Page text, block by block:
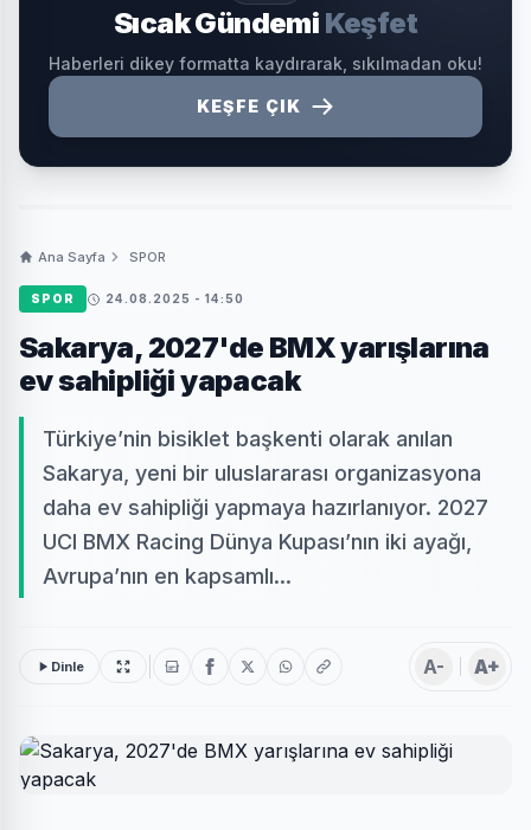
Sıcak Gündemi Keşfet
Haberleri dikey formatta kaydırarak, sıkılmadan oku!
KEŞFE ÇIK
Ana Sayfa SPOR
SPOR 24.08.2025 - 14:50
Sakarya, 2027'de BMX yarışlarına
ev sahipliği yapacak
Türkiye’nin bisiklet başkenti olarak anılan
Sakarya, yeni bir uluslararası organizasyona
daha ev sahipliği yapmaya hazırlanıyor. 2027
UCI BMX Racing Dünya Kupası’nın iki ayağı,
Avrupa’nın en kapsamlı...
Dinle A- A+